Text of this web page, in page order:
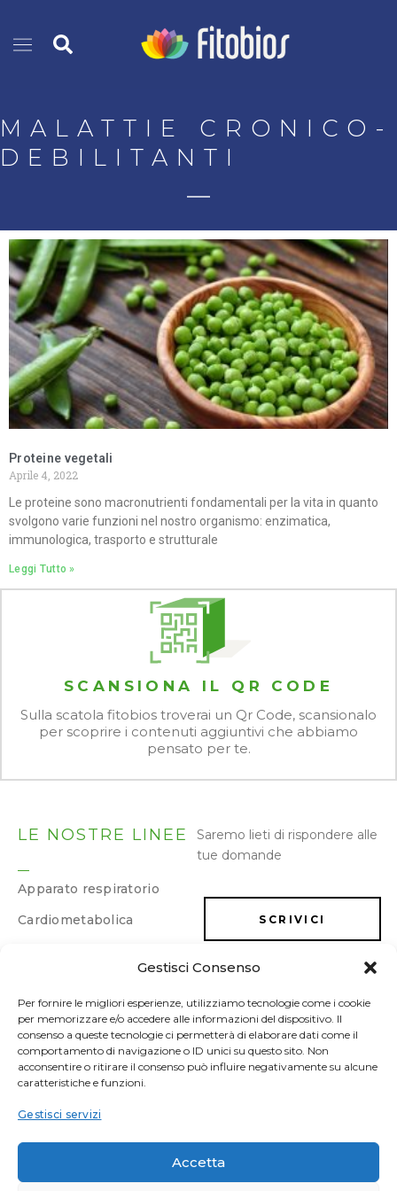
Gestisci Consenso
Per fornire le migliori esperienze, utilizziamo tecnologie come i cookie
per memorizzare e/o accedere alle informazioni del dispositivo. Il
consenso a queste tecnologie ci permetterà di elaborare dati come il
comportamento di navigazione o ID unici su questo sito. Non
acconsentire o ritirare il consenso può influire negativamente su alcune
caratteristiche e funzioni.
Gestisci servizi
Accetta
contenutoCerca
MALATTIE CRONICO-
DEBILITANTI
Proteine vegetali
Aprile 4, 2022
Le proteine sono macronutrienti fondamentali per la vita in quanto
svolgono varie funzioni nel nostro organismo: enzimatica,
immunologica, trasporto e strutturale
Leggi Tutto »
SCANSIONA IL QR CODE
Sulla scatola fitobios troverai un Qr Code, scansionalo
per scoprire i contenuti aggiuntivi che abbiamo
pensato per te.
LE NOSTRE LINEE
Apparato respiratorio
Cardiometabolica
Energia e memoria
Gastrointestinale
Ginecologica/Urologica
Osteoarticolare
Sonno e umore
Sport
Saremo lieti di rispondere alle
tue domande
SCRIVICI
LAVORA CON NOI